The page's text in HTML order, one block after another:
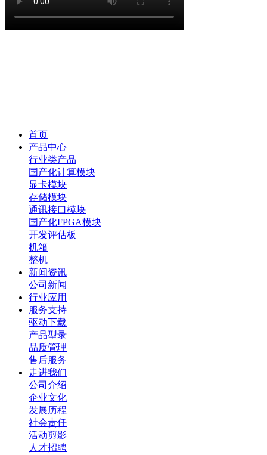
首页
产品中心
行业类产品
国产化计算模块
显卡模块
存储模块
通讯接口模块
国产化FPGA模块
开发评估板
机箱
整机
新闻资讯
公司新闻
行业应用
服务支持
驱动下载
产品型录
品质管理
售后服务
走进我们
公司介绍
企业文化
发展历程
社会责任
活动剪影
人才招聘